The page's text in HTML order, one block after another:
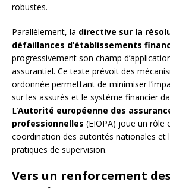
robustes.
Parallèlement, la directive sur la
défaillances d’établissements
progressivement son champ
assurantiel. Ce texte prévoit des
ordonnée permettant de minimiser
sur les assurés et le système financier
L’Autorité européenne des
professionnelles (EIOPA) joue un rôle
coordination des autorités nationales et
pratiques de supervision.
Vers un renforcement